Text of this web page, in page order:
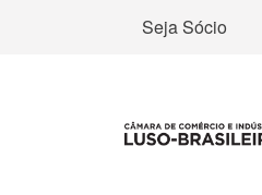
Seja Sócio